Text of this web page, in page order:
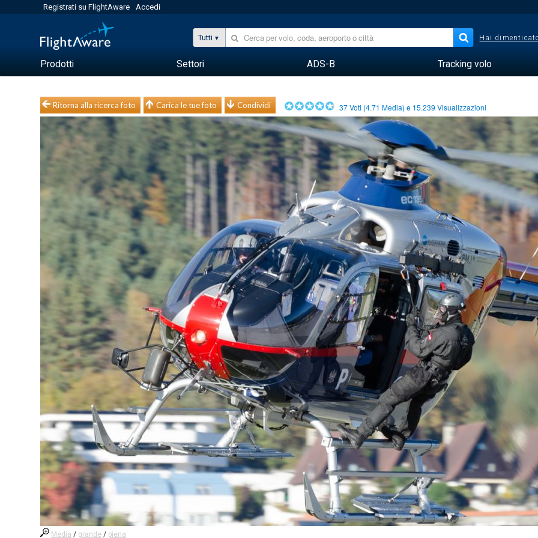
Registrati su FlightAware Accedi
Tutti Hai
Prodotti Settori ADS-B Tracking volo
Ritorna alla ricerca foto Carica le tue foto Condividi 37Voti (4.71 Media) e 15.239 Visualizzazioni
Media / grande / piena